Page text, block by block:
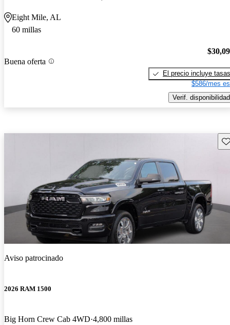
Eight Mile, AL
60 millas
Buena oferta
El precio incluye tasas
$586/mes
Verif. disponibilidad
Aviso patrocinado
2026 RAM 1500
Big Horn Crew Cab 4WD 4,800 millas